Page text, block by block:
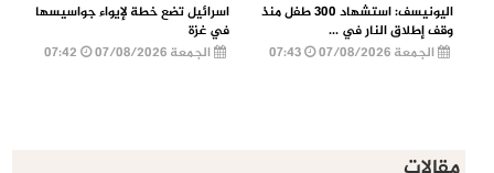
اليونيسف: استشهاد 300 طفل منذ
وقف إطلاق النار في ...
الجمعة 07/08/2026
اسرائيل تضع خطة لإيواء جواسيسها
في غزة
الجمعة 07/08/2026